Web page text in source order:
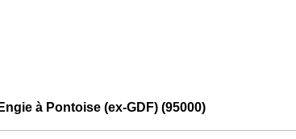
Engie à Pontoise (ex-GDF) (95000)